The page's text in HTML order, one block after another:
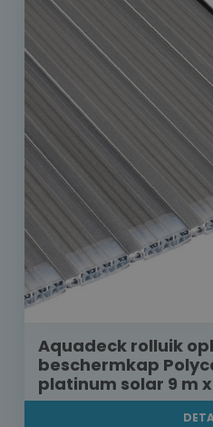
Aquadeck rolluik
beschermkap
platinum solar 9 m